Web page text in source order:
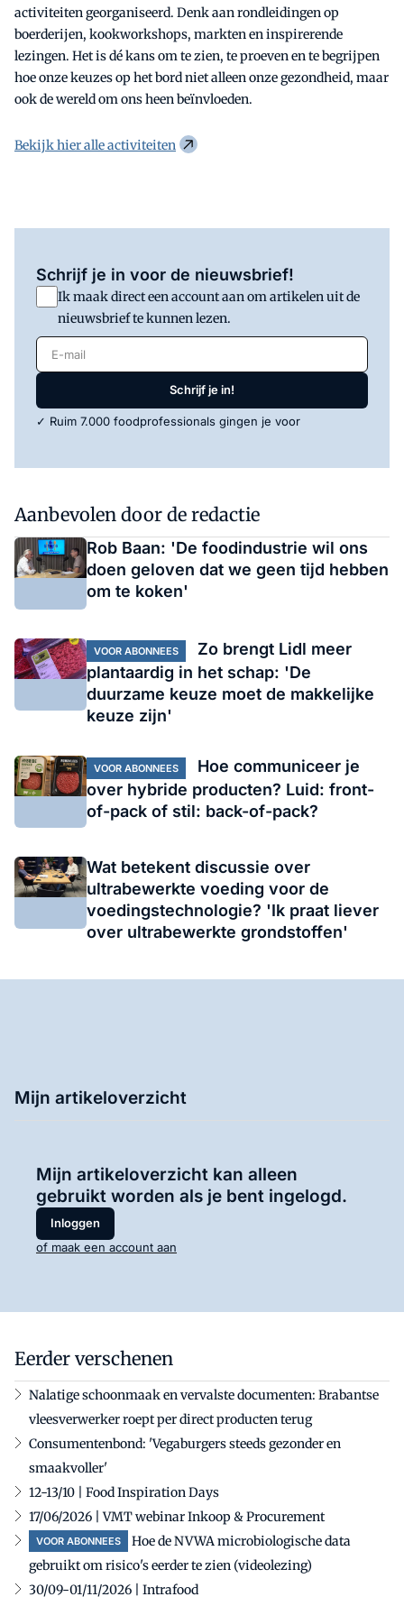
activiteiten georganiseerd. Denk aan rondleidingen op
boerderijen, kookworkshops, markten en inspirerende
lezingen. Het is dé kans om te zien, te proeven en te begrijpen
hoe onze keuzes op het bord niet alleen onze gezondheid, maar
ook de wereld om ons heen beïnvloeden.
Bekijk hier alle activiteiten
Schrijf je in voor de nieuwsbrief!
Ik maak direct een account aan om artikelen uit de
nieuwsbrief te kunnen lezen.
E-mail
Schrijf je in!
✓ Ruim 7.000 foodprofessionals gingen je voor
Aanbevolen door de redactie
Rob Baan: 'De foodindustrie wil ons
doen geloven dat we geen tijd hebben
om te koken'
VOOR ABONNEES
Zo brengt Lidl meer
plantaardig in het schap: 'De
duurzame keuze moet de makkelijke
keuze zijn'
VOOR ABONNEES
Hoe communiceer je
over hybride producten? Luid: front-
of-pack of stil: back-of-pack?
Wat betekent discussie over
ultrabewerkte voeding voor de
voedingstechnologie? 'Ik praat liever
over ultrabewerkte grondstoffen'
Mijn artikeloverzicht
Mijn artikeloverzicht kan alleen
gebruikt worden als je bent ingelogd.
Inloggen
of maak een account aan
Eerder verschenen
Nalatige schoonmaak en vervalste documenten: Brabantse
vleesverwerker roept per direct producten terug
Consumentenbond: 'Vegaburgers steeds gezonder en
smaakvoller'
12-13/10 | Food Inspiration Days
17/06/2026 | VMT webinar Inkoop & Procurement
VOOR ABONNEES
Hoe de NVWA microbiologische data
gebruikt om risico's eerder te zien (videolezing)
30/09-01/11/2026 | Intrafood